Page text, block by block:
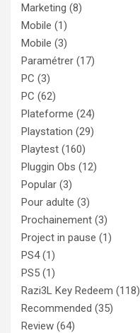
Marketing (8)
Mobile (1)
Mobile (3)
Paramétrer (17)
PC (3)
PC (62)
Plateforme (24)
Playstation (29)
Playtest (160)
Pluggin Obs (12)
Popular (3)
Pour adulte (3)
Prochainement (3)
Project in pause (1)
PS4(1)
PS5 (1)
Razi3L Key Redeem (118)
Recommended (35)
Review (64)